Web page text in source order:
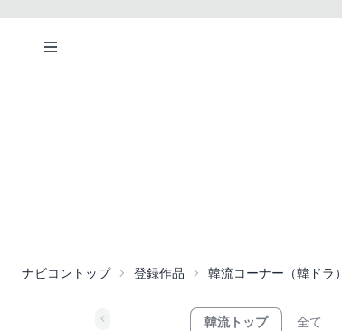
ナビコントップ 登録作品 韓流コーナー（韓ドラ）
韓流トップ 全て